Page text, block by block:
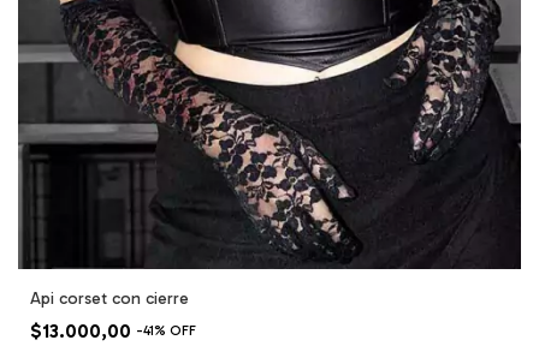
Api corset con cierre
$13.000,00 -41% OFF